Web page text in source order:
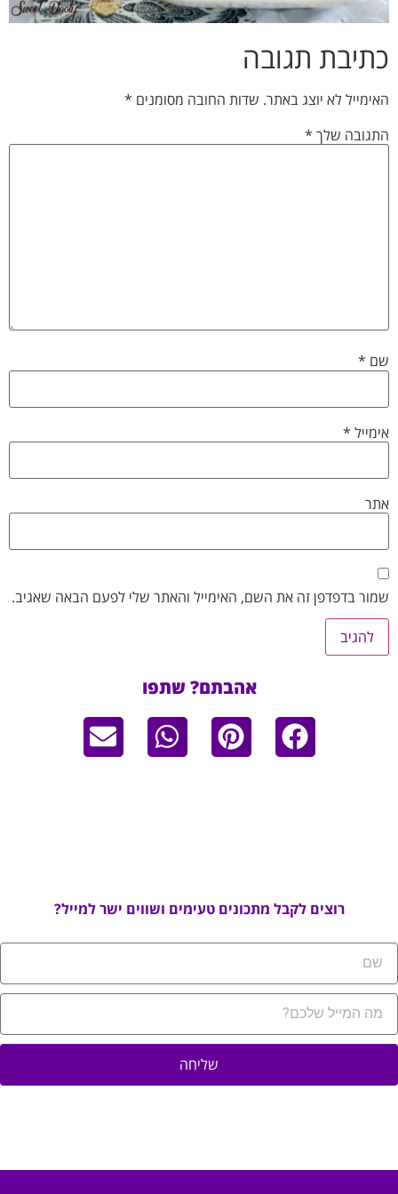
כתיבת תגובה
האימייל לא יוצג באתר. שדות החובה מסומנים *
התגובה שלך*
שם *
אימייל*
אתר
שמור בדפדפן זה את השם, האימייל והאתר שלי לפעם הבאה שאגיב.
אהבתם? שתפו
רוצים לקבל מתכונים טעימים ושווים ישר למייל?
שליחה